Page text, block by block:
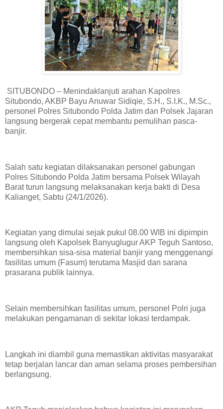
SITUBONDO – Menindaklanjuti arahan Kapolres
Situbondo, AKBP Bayu Anuwar Sidiqie, S.H., S.I.K., M.Sc.,
personel Polres Situbondo Polda Jatim dan Polsek Jajaran
langsung bergerak cepat membantu pemulihan pasca-
banjir.
Salah satu kegiatan dilaksanakan personel gabungan
Polres Situbondo Polda Jatim bersama Polsek Wilayah
Barat turun langsung melaksanakan kerja bakti di Desa
Kalianget, Sabtu (24/1/2026).
Kegiatan yang dimulai sejak pukul 08.00 WIB ini dipimpin
langsung oleh Kapolsek Banyuglugur AKP Teguh Santoso,
membersihkan sisa-sisa material banjir yang menggenangi
fasilitas umum (Fasum) terutama Masjid dan sarana
prasarana publik lainnya.
Selain membersihkan fasilitas umum, personel Polri juga
melakukan pengamanan di sekitar lokasi terdampak.
Langkah ini diambil guna memastikan aktivitas masyarakat
tetap berjalan lancar dan aman selama proses pembersihan
berlangsung.